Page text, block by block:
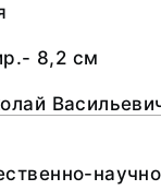
8,2 см